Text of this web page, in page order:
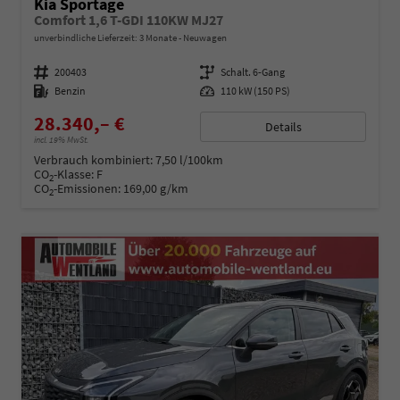
Kia Sportage
Comfort 1,6 T-GDI 110KW MJ27
unverbindliche Lieferzeit: 3 Monate Neuwagen
Fahrzeugnummer 200403 Getriebe Schalt. 6-Gang
Kraftstoff Benzin Leistung 110 kW (150 PS)
28.340,– €
incl. 19% MwSt.
Details
Verbrauch kombiniert:7,50 l/100km
CO2-Klasse: F
CO2-Emissionen: 169,00 g/km